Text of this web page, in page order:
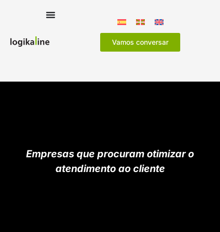
Vamos conversar
Empresas que procuram otimizar o
atendimento ao cliente